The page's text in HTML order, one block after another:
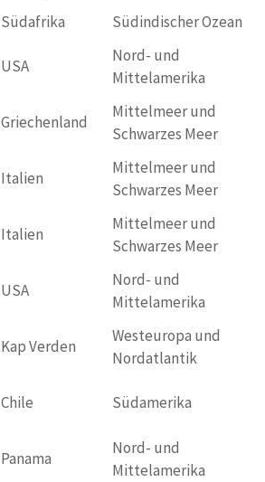
Südafrika Südindischer Ozean
USA
Nord- und
Mittelamerika
Griechenland
Mittelmeer und
Schwarzes Meer
Italien
Mittelmeer und
Schwarzes Meer
Italien
Mittelmeer und
Schwarzes Meer
USA
Nord- und
Mittelamerika
Kap Verden
Westeuropa und
Nordatlantik
Chile Südamerika
Panama
Nord- und
Mittelamerika